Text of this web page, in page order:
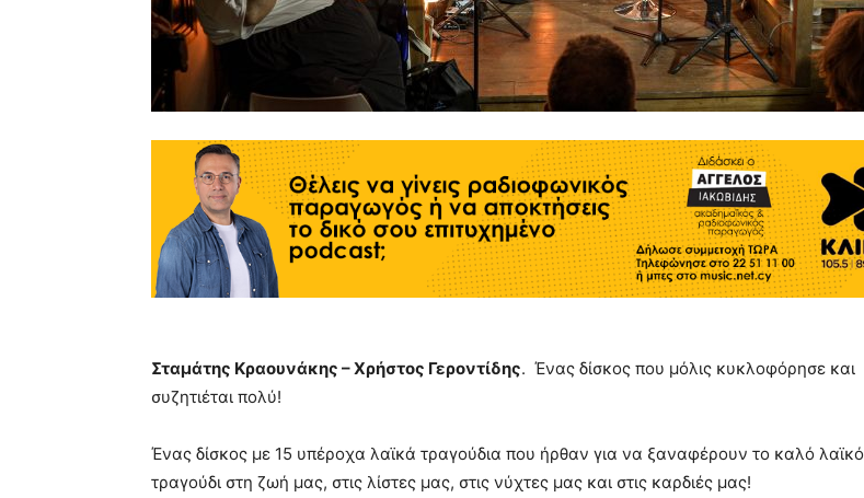
Σταμάτης Κραουνάκης – Χρήστος Γεροντίδης. Ένας δίσκος που μόλις κυκλοφόρησε και
συζητιέται πολύ!
Ένας δίσκος με 15 υπέροχα λαϊκά τραγούδια που ήρθαν για να ξαναφέρουν το καλό λαϊκό
τραγούδι στη ζωή μας, στις λίστες μας, στις νύχτες μας και στις καρδιές μας!